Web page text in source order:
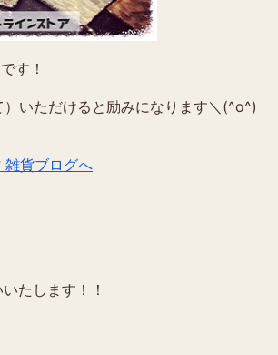
す！
いただけると励みになります＼(^o^)
たします！！